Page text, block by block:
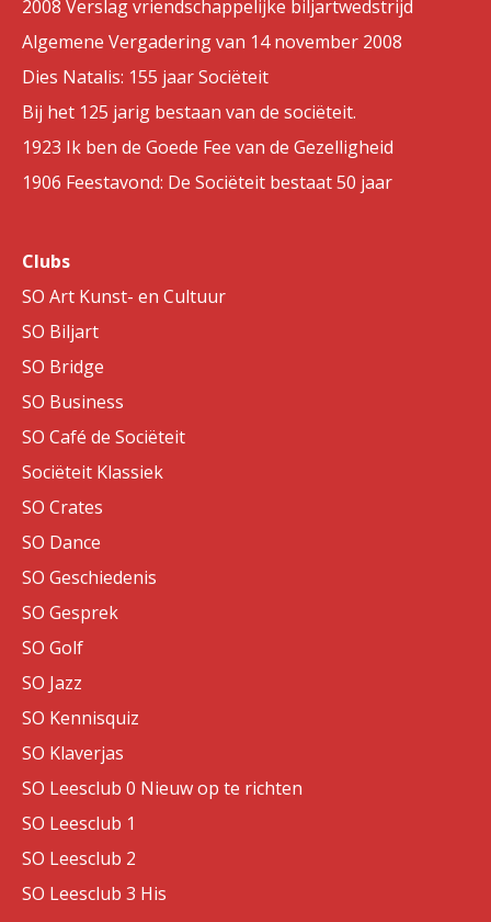
2008 Verslag vriendschappelijke biljartwedstrijd
Algemene Vergadering van 14 november 2008
Dies Natalis: 155 jaar Sociëteit
Bij het 125 jarig bestaan van de sociëteit.
1923 Ik ben de Goede Fee van de Gezelligheid
1906 Feestavond: De Sociëteit bestaat 50 jaar
Clubs
SO Art Kunst- en Cultuur
SO Biljart
SO Bridge
SO Business
SO Café de Sociëteit
Sociëteit Klassiek
SO Crates
SO Dance
SO Geschiedenis
SO Gesprek
SO Golf
SO Jazz
SO Kennisquiz
SO Klaverjas
SO Leesclub 0 Nieuw op te richten
SO Leesclub 1
SO Leesclub 2
SO Leesclub 3 His